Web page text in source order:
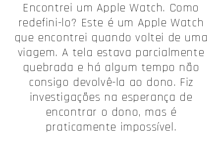
Encontrei um Apple Watch. Como
redefini-lo? Este é um Apple Watch
que encontrei quando voltei de uma
viagem. A tela estava parcialmente
quebrada e há algum tempo não
consigo devolvê-la ao dono. Fiz
investigações na esperança de
encontrar o dono, mas é
praticamente impossível.